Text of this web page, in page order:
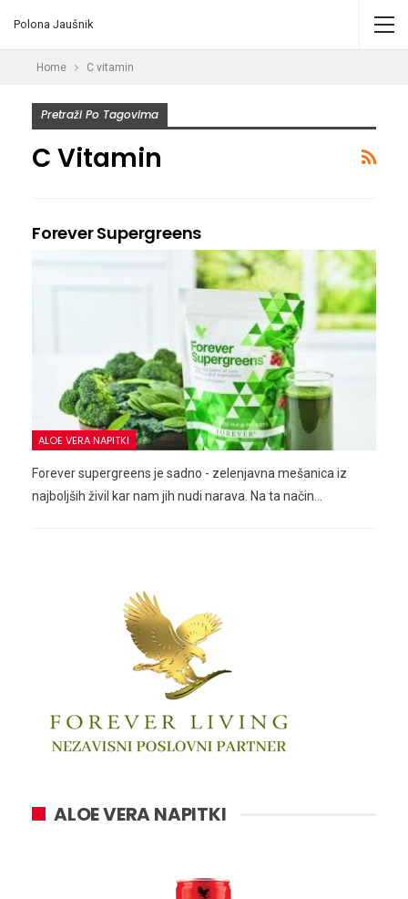
Polona Jaušnik
Home C vitamin
Pretraži Po Tagovima
C Vitamin
Forever Supergreens
ALOE VERA NAPITKI
Forever supergreens je sadno - zelenjavna mešanica iz
najboljših živil kar nam jih nudi narava. Na ta način…
ALOE VERA NAPITKI